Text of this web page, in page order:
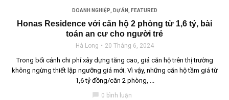
DOANH NGHIỆP DỰ ÁN FEATURED
Honas Residence với căn hộ 2 phòng từ 1,6 tỷ, bài
toán an cư cho người trẻ
Hà Long 20 Tháng 6, 2024
Trong bối cảnh chi phí xây dựng tăng cao, giá căn hộ trên thị trường
không ngừng thiết lập ngưỡng giá mới. Vì vậy, những căn hộ tầm giá từ
1,6 tỷ đồng/căn 2 phòng, ...
0 bình luận